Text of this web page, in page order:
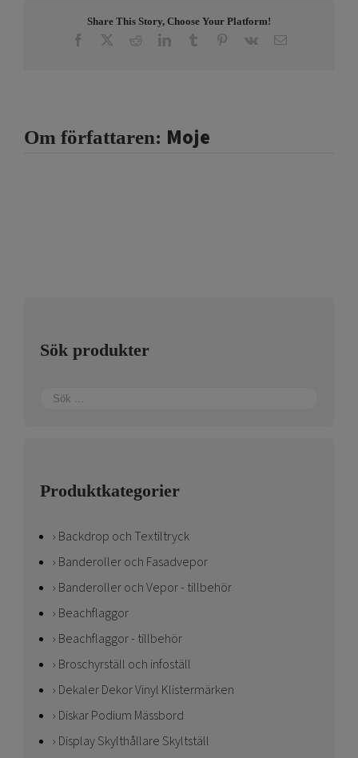
Share This Story, Choose Your Platform!
Facebook RedditLinkedInTumblr Pinterest
Vk E-
Om författaren: Moje
Sök produkter
Produktkategorier
Backdrop och Textiltryck
Banderoller och Fasadvepor
Banderoller och Vepor - tillbehör
Beachflaggor
Beachflaggor - tillbehör
Broschyrställ och infoställ
Dekaler Dekor Vinyl Klistermärken
Diskar Podium Mässbord
Display Skylthållare Skyltställ